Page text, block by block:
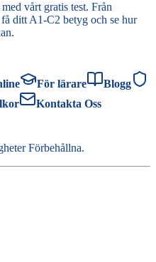
vårt gratis test. Från
ditt A1-C2 betyg och se hur
För lärare
Blogg
Kontakta Oss
Förbehållna.